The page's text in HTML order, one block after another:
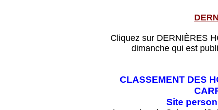
Cliquez sur DERNIÈRES
dimanche qui est
CLASSEMENT DES
Site